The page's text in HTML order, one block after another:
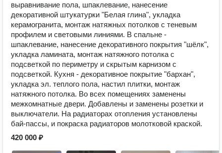
выравнивание пола, шпаклевание, нанесение
декоративной штукатурки "Белая глина", укладка
керамогранита, монтаж натяжных потолков с теневым
профилем и световыми линиями. В спальне -
шпаклевание, нанесение декоративного покрытия "шёлк",
укладка ламината, монтаж натяжного потолка с
подсветкой по периметру и скрытым карнизом с
подсветкой. Кухня - декоративное покрытие "бархан",
укладка эл. теплого пола, настил плитки, монтаж
натяжного потолка. Во всех помещениях заменены
межкомнатные двери. Добавлены и заменены розетки и
выключатели. На радиаторах отопления установлены
бай-пассы, и покраска радиаторов молотковой краской.
420 000 ₽